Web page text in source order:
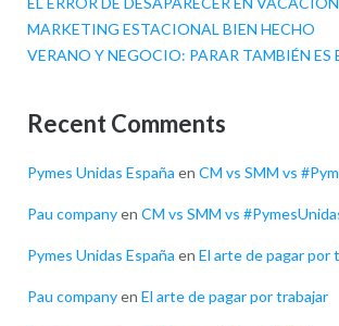
MARKETING ESTACIONAL BIEN HECHO
VERANO Y NEGOCIO: PARAR TAMBIÉN ES
Recent Comments
Pymes Unidas España en CM vs SMM vs
Pau companyen CM vs SMM vs
Pymes Unidas España en El arte de pagar por
Pau companyen El arte de pagar por trabajar